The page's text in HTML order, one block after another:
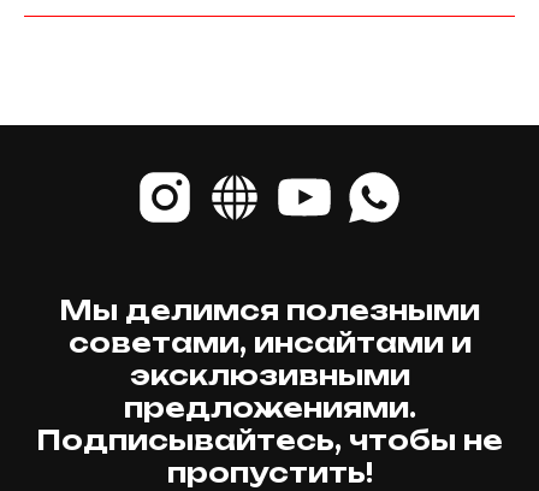
Мы делимся полезными
советами, инсайтами и
эксклюзивными
предложениями.
Подписывайтесь, чтобы не
пропустить!